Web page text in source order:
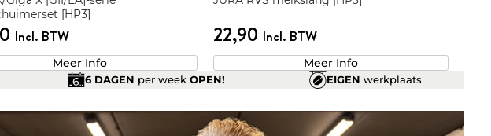
[HP3]
Incl. BTW
Meer Info
22,90 Incl. BTW
Meer Info
6 DAGEN per week OPEN! EIGEN werkplaats